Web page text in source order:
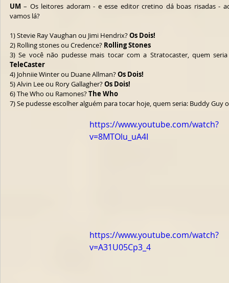
UM – Os leitores adoram - e esse editor cretino dá boas risadas -
vamos lá?
1) Stevie Ray Vaughan ou Jimi Hendrix? Os Dois!
2) Rolling stones ou Credence? Rolling Stones
TeleCaster
4) Johniie Winter ou Duane Allman? Os Dois!
5) Alvin Lee ou Rory Gallagher? Os Dois!
6) The Who ou Ramones? The Who
7) Se pudesse escolher alguém para tocar hoje, quem seria: Buddy Guy
https://www.youtube.com/watch?
v=8MTOlu_uA4I
https://www.youtube.com/watch?
v=A31U05Cp3_4